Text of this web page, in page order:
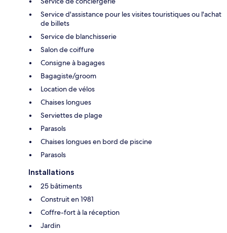
Service d'assistance pour les visites touristiques ou l'achat
de billets
Service de blanchisserie
Salon de coiffure
Consigne à bagages
Bagagiste/groom
Location de vélos
Chaises longues
Serviettes de plage
Parasols
Chaises longues en bord de piscine
Parasols
Installations
25 bâtiments
Construit en 1981
Coffre-fort à la réception
Jardin